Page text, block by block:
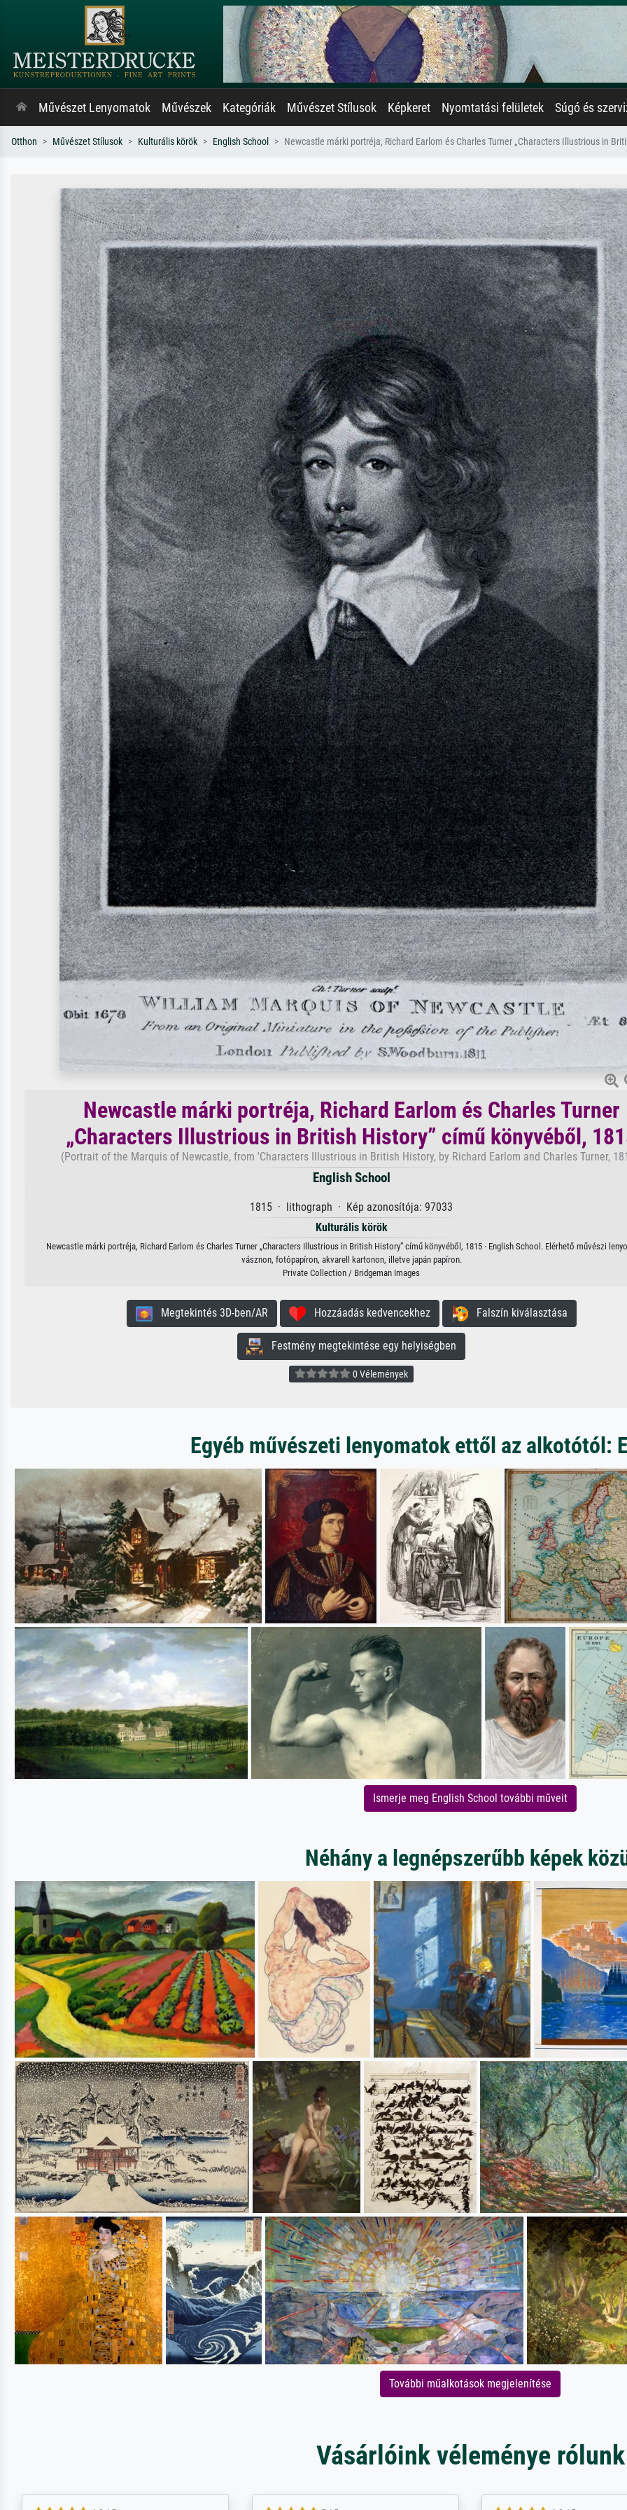
Művészet Lenyomatok Művészek Kategóriák Művészet Stílusok Képkeret Nyomtatási felületek Súgó és
Otthon Művészet Stílusok Kulturális körök English School Newcastle márki portréja, Richard Earlom és Charles Turner „Characters Illustrious in
Newcastle márki portréja, Richard Earlom és Charles Turner
„Characters Illustrious in British History” című könyvéből,
(Portrait of the Marquis of Newcastle, from 'Characters Illustrious in British History, by Richard Earlom and Charles Turner,
English School
1815 · lithograph · Kép azonosítója: 97033
Kulturális körök
Newcastle márki portréja, Richard Earlom és Charles Turner „Characters Illustrious in British History” című könyvéből, 1815 · English School. Elérhető művészi
vásznon, fotópapíron, akvarell kartonon, illetve japán papíron.
Private Collection / Bridgeman Images
Megtekintés 3D-ben/AR Hozzáadás kedvencekhez Falszín kiválasztása
Festmény megtekintése egy helyiségben
0 Vélemények
Egyéb művészeti lenyomatok ettől az alkotótól:
Ismerje meg English School további műveit
Néhány a legnépszerűbb képek
További műalkotások megjelenítése
Vásárlóink véleménye rólunk